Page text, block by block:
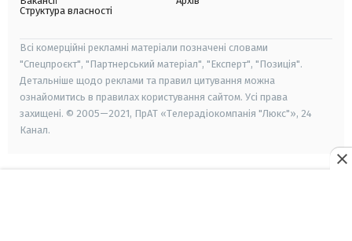
Структура власності
Всі комерційні рекламні матеріали позначені словами
"Спецпроєкт", "Партнерський матеріал", "Експерт", "Позиція".
Детальніше щодо реклами та правил цитування можна
ознайомитись в правилах користування сайтом. Усі права
захищені. © 2005—2021, ПрАТ «Телерадіокомпанія "Люкс"», 24
Канал.